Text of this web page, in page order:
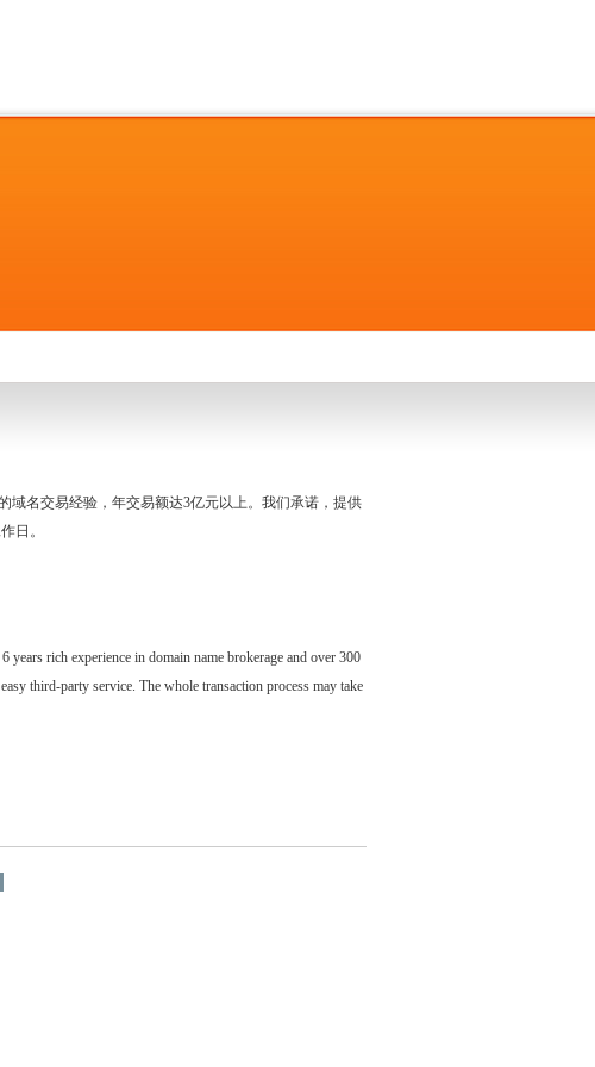
域名交易经验，年交易额达3亿元以上。我们承诺，提供
日。
rich experience in domain name brokerage and over 300
third-party service. The whole transaction process may take